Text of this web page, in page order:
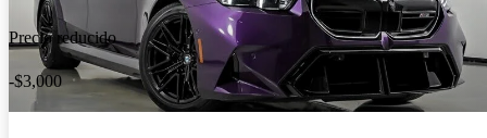
Precio reducido
-$3,000